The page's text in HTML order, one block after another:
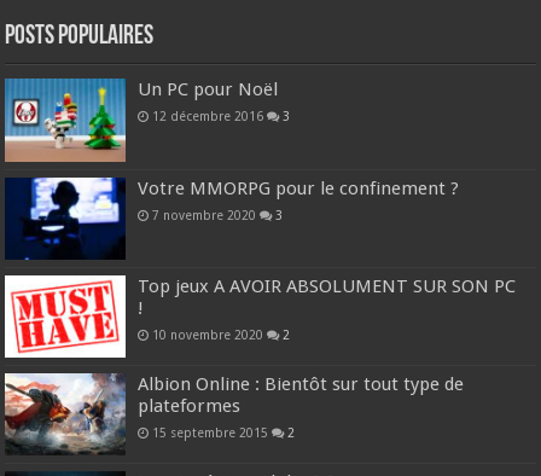
POSTS POPULAIRES
Un PC pour Noël
12 décembre 2016 3
Votre MMORPG pour le confinement ?
7 novembre 2020 3
Top jeux A AVOIR ABSOLUMENT SUR SON PC
!
10 novembre 2020 2
Albion Online : Bientôt sur tout type de
plateformes
15 septembre 2015 2